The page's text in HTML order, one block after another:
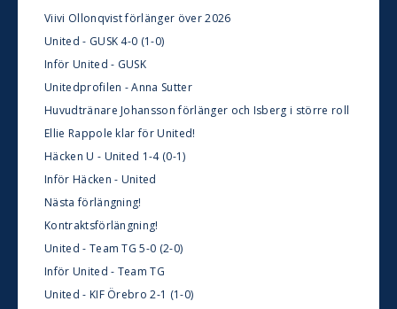
Viivi Ollonqvist förlänger över 2026
United - GUSK 4-0 (1-0)
Inför United - GUSK
Unitedprofilen - Anna Sutter
Huvudtränare Johansson förlänger och Isberg i större roll
Ellie Rappole klar för United!
Häcken U - United 1-4 (0-1)
Inför Häcken - United
Nästa förlängning!
Kontraktsförlängning!
United - Team TG 5-0 (2-0)
Inför United - Team TG
United - KIF Örebro 2-1 (1-0)